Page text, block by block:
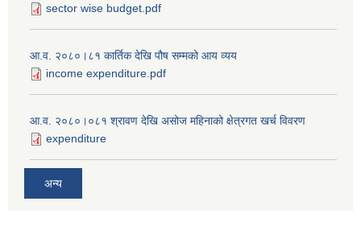
sector wise budget.pdf
आ.व. २०८०।८१ कार्तिक देखि पौष सम्मको आय व्यय
income expenditure.pdf
आ.व. २०८०।०८१ श्रावण देखि असोज महिनाको क्षेत्रगत खर्च विवरण
expenditure
अन्य